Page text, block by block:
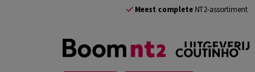
Meest completeNT2-assortiment